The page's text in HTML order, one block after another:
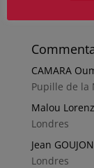
CAMARA
Pupille de la
Malou
Londres
Jean GOUJON
Londres